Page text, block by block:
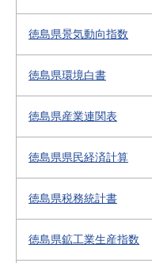
徳島県景気動向指数
徳島県環境白書
徳島県産業連関表
徳島県県民経済計算
徳島県税務統計書
徳島県鉱工業生産指数